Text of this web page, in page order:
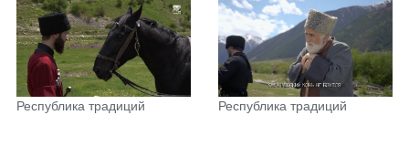
Республика традиций Республика традиций